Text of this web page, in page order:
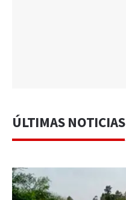
ÚLTIMAS NOTICIAS